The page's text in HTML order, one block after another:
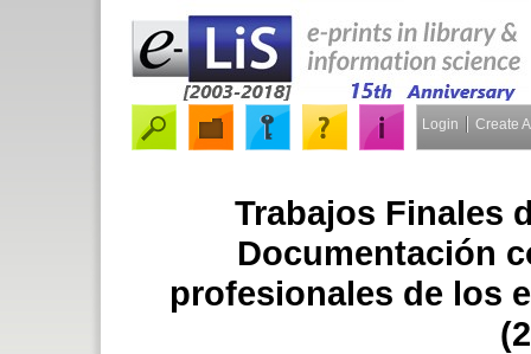
Login Create
Trabajos Finales
Documentación
profesionales de los